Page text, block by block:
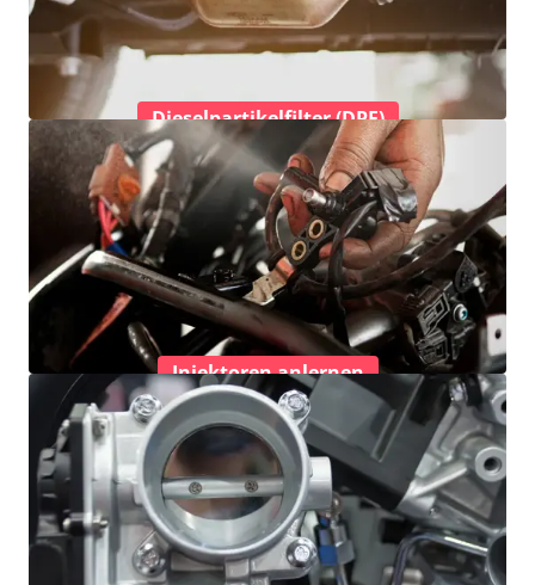
Dieselpartikelfilter (DPF)
Injektoren anlernen